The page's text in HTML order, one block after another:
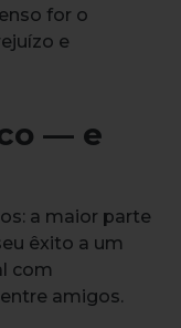
for o
e
— e
a maior parte
êxito a um
com
amigos.